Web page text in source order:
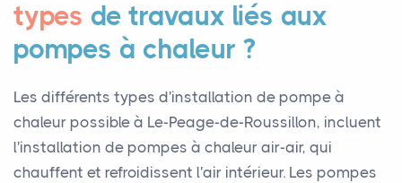
types de travaux liés aux
pompes à chaleur ?
Les différents types d'installation de pompe à
chaleur possible à Le-Peage-de-Roussillon, incluent
l'installation de pompes à chaleur air-air, qui
chauffent et refroidissent l'air intérieur. Les pompes